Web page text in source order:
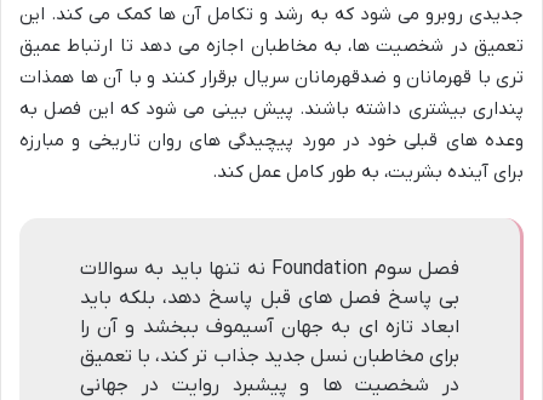
جدیدی روبرو می شود که به رشد و تکامل آن ها کمک می کند. این
تعمیق در شخصیت ها، به مخاطبان اجازه می دهد تا ارتباط عمیق
تری با قهرمانان و ضدقهرمانان سریال برقرار کنند و با آن ها همذات
پنداری بیشتری داشته باشند. پیش بینی می شود که این فصل به
وعده های قبلی خود در مورد پیچیدگی های روان تاریخی و مبارزه
برای آینده بشریت، به طور کامل عمل کند.
فصل سوم Foundation نه تنها باید به سوالات
بی پاسخ فصل های قبل پاسخ دهد، بلکه باید
ابعاد تازه ای به جهان آسیموف ببخشد و آن را
برای مخاطبان نسل جدید جذاب تر کند، با تعمیق
در شخصیت ها و پیشبرد روایت در جهانی